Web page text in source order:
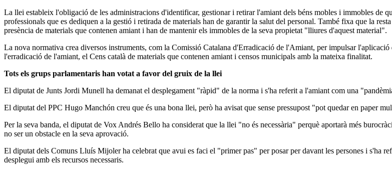
La llei estableix l'obligació de les administracions d'identificar, gestionar i retirar l'amiant dels béns mobles i immobles de
professionals que es dediquen a la gestió i retirada de materials han de garantir la salut del personal. També fixa que la
presència de materials que contenen amiant i han de mantenir els immobles de la seva propietat "lliures d'aquest material".
La nova normativa crea diversos instruments, com la Comissió Catalana d'Erradicació de l'Amiant, per impulsar
l'erradicació de l'amiant, el Cens català de materials que contenen amiant i censos municipals amb la mateixa finalitat.
Tots els grups parlamentaris han votat a favor del gruix de la llei
El diputat de Junts Jordi Munell ha demanat el desplegament "ràpid" de la norma i s'ha referit a l'amiant com una
El diputat del PPC Hugo Manchón creu que és una bona llei, però ha avisat que sense pressupost "pot quedar en paper
Per la seva banda, el diputat de Vox Andrés Bello ha considerat que la llei "no és necessària" perquè aportarà més
no ser un obstacle en la seva aprovació.
El diputat dels Comuns Lluís Mijoler ha celebrat que avui es faci el "primer pas" per posar per davant les persones i s'ha
desplegui amb els recursos necessaris.